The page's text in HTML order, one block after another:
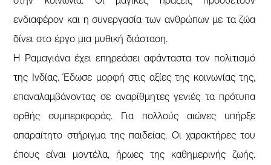
ενδιαφέρον και η συνεργασία των ανθρώπων με τα ζώα
δίνει στο έργο μια μυθική διάσταση.
Η Ραμαγιάνα έχει επηρεάσει αφάνταστα τον πολιτισμό
της Ινδίας. Έδωσε μορφή στις αξίες της κοινωνίας της,
επαναλαμβάνοντας σε αναρίθμητες γενιές τα πρότυπα
ορθής συμπεριφοράς. Για πολλούς αιώνες υπήρξε
απαραίτητο στήριγμα της παιδείας. Οι χαρακτήρες του
έπους είναι μοντέλα, ήρωες της καθημερινής ζωής.